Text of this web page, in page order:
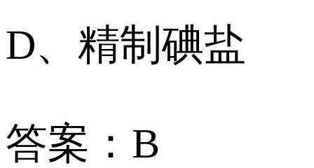
D、精制碘盐
答案：B